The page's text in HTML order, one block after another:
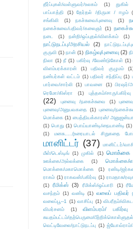
தீர்ப்புகள்/வள்ளுவர்/உலகம்
(1) துகில்
பாப்பாத்தி
(1) தேர்தல் /திருமா / ஈழம்
சங்கிலி
(1) நகச்சுவை/புனைவு (1)
நகைச்சுவை/பதிவர்/கலைஞர் (1)
நடை (1) நன்றி/ஒப்புதல்/விளக்கம் (1)
நாட்டுநடப்பு/அரசியல் (2) நாட்டுநடப்பு/
குருவி (1) நான் (1) நிகழ்வு/புனைவு (2)
நிலா (1) நீ (1) பகிர்வு /வேண்டுகோள் (1)
விளம்பரக்காரன்
(1) பதிவர் குழுமம்
நண்பர்கள் வட்டம் (1) பதிவர் சந்திப்பு (1)
பார்வை/சார்லி
(1) பாவனை (1) பிரஷர்/
ரெமோ/கிஸ்ரா
(1) புத்தகம்/சாரு/பகிர்வு
(22)
புனைவு /நகைச்சுவை (1)
புனைவு/அனுபவகதை (1) புனைவு/
மொக்கை (1) பைத்தியக்காரன்/
(1) பொது (1) பொய்யாண்டி/நையாண்டி (1)
(1)
மனசு.....(உரையாடல் சிறுகதை
மானிட்டர் (37) மானிட்டர்/
மீள்/டெஸ்டிங் (1) முகில் (1) மொக்கை
ஊக்கை/அல்லக்கை
(1) மொக்கை/
மொக்கை/மகாமொக்கை (1) ரண்டி/
ராகம் (1) ராகவன்/பகிர்வு (1) ராமதாசு/
(1)
ரீமிக்ஸ் (3) ரீமிக்ஸ்/ஒப்பாரி (1)
வசந்தம் (1) வண்டி (1) வலைப் பதிவர்
வலைப்பூ--1 (1) வாசிப்பு (1) விபரீதம்/
விமர்சனம்
(1) விளம்பரம்/ பகிர்வு
சுயதம்பட்டம்/தற்பெருமை/
வெட்டிவேலை/நாட்டுநடப்பு (1) ஜ்யோவ்ராம்/